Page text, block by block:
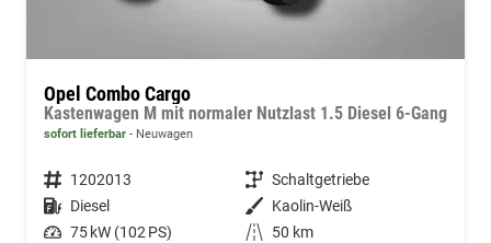
Opel Combo Cargo
Kastenwagen M mit normaler Nutzlast 1.5 Diesel 6-Gang
sofort lieferbar Neuwagen
Fahrzeugnummer 1202013 Getriebe Schaltgetriebe
Kraftstoff Diesel Außenfarbe Kaolin-Weiß
Leistung 75 kW (102 PS) Kilometerstand 50 km